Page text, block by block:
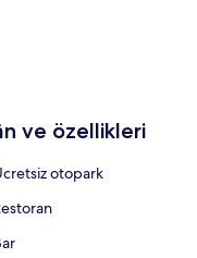
ve özellikleri
otopark